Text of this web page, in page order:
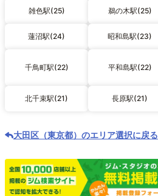
雑色駅(25) 鵜の木駅(25)
蓮沼駅(24) 昭和島駅(23)
千鳥町駅(22) 平和島駅(22)
北千束駅(21) 長原駅(21)
大田区（東京都）のエリア選択に戻る